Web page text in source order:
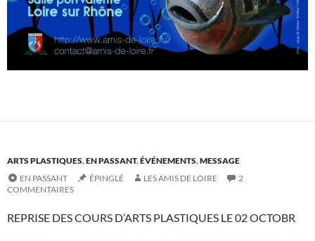
ARTS PLASTIQUES,EN PASSANT,ÉVÉNEMENTS,MESSAGE
EN PASSANT
ÉPINGLÉ LES AMIS DE LOIRE
2
COMMENTAIRES
REPRISE DES COURS D’ARTS PLASTIQUES LE 02 OCTOBR